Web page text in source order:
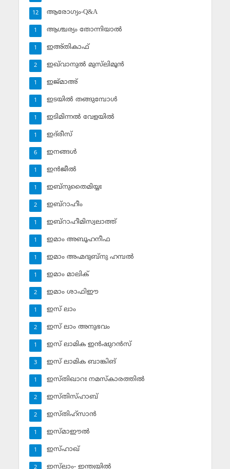
ആരോഗ്യം-Q&A
12
ആശ്ചര്യം തോന്നിയാല്‍
1
ഇഅ്തികാഫ്‌
1
ഇഖ്‌വാനുല്‍ മുസ്‌ലിമൂന്‍
2
ഇജ്മാഅ്
1
ഇടയില്‍ തങ്ങുമ്പോള്‍
1
ഇടിമിന്നല്‍ വേളയില്‍
1
ഇദ്‌രീസ്‌
1
ഇനങ്ങള്‍
6
ഇന്‍ജീല്‍
1
ഇബ്‌നുതൈമിയ്യഃ
1
ഇബ്‌റാഹീം
2
ഇബ്‌റാഹീമിസ്വലാത്ത്
1
ഇമാം അബൂഹനീഫ
1
ഇമാം അഹ്മദുബ്‌നു ഹമ്പല്‍
1
ഇമാം മാലിക്
1
ഇമാം ശാഫിഈ
2
ഇസ് ലാം
1
ഇസ് ലാം അനുഭവം
2
ഇസ് ലാമിക ഇന്‍ഷുറന്‍സ്‌
1
ഇസ് ലാമിക ബാങ്കിങ്‌
3
ഇസ്തിഖാറഃ നമസ്‌കാരത്തില്‍
1
ഇസ്തിസ്ഹാബ്
2
ഇസ്തിഹ്‌സാന്‍
2
ഇസ്മാഈല്‍
1
ഇസ്ഹാഖ്‌
1
ഇസ്‌ലാം- ഇന്ത്യയില്‍